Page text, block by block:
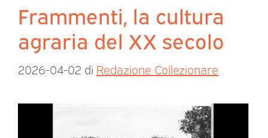
Frammenti, la cultura
agraria del XX secolo
2026-04-02 di Redazione Collezionare